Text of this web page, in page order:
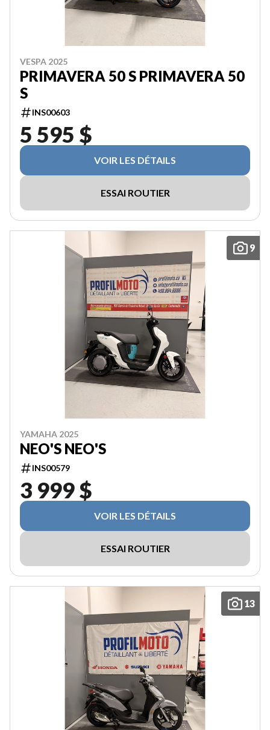
VESPA 2025
PRIMAVERA 50 S PRIMAVERA 50
S
INS00603
5 595 $
VOIR LES DÉTAILS
ESSAI ROUTIER
9
YAMAHA 2025
NEO'S NEO'S
INS00579
3 999 $
VOIR LES DÉTAILS
ESSAI ROUTIER
13